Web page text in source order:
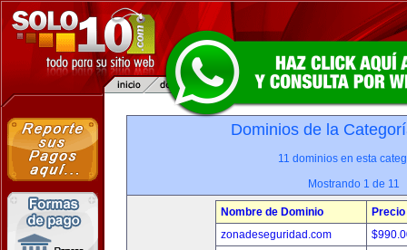
Dominios de la
11 dominios en esta
Mostrando 1 de 11
Nombre de Dominio
Precio
zonadeseguridad.com